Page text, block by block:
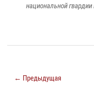
национальной
← Предыдущая